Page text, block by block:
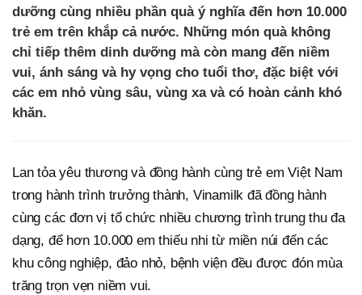
dưỡng cùng nhiều phần quà ý nghĩa đến hơn 10.000
trẻ em trên khắp cả nước. Những món quà không
chỉ tiếp thêm dinh dưỡng mà còn mang đến niềm
vui, ánh sáng và hy vọng cho tuổi thơ, đặc biệt với
các em nhỏ vùng sâu, vùng xa và có hoàn cảnh khó
khăn.
Lan tỏa yêu thương và đồng hành cùng trẻ em Việt Nam
trong hành trình trưởng thành, Vinamilk đã đồng hành
cùng các đơn vị tổ chức nhiều chương trình trung thu đa
dạng, để hơn 10.000 em thiếu nhi từ miền núi đến các
khu công nghiệp, đảo nhỏ, bệnh viện đều được đón mùa
trăng trọn vẹn niềm vui.